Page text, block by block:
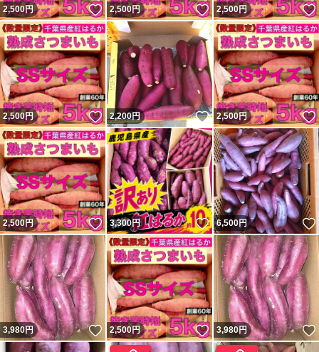
2,500円 いいね！
2,500円 いいね！
2,500円
2,500円 いいね！
2,200円 いいね！
2,500円
2,500円 いいね！
3,300円 いいね！
6,500円
3,980円 いいね！
2,500円 いいね！
3,980円